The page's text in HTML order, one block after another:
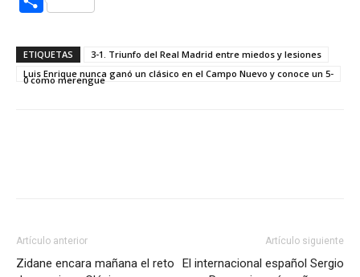
ETIQUETAS
3-1. Triunfo del Real Madrid entre miedos y lesiones
Luis Enrique nunca ganó un clásico en el Campo Nuevo y conoce un 5-
0 como merengue
Artículo anterior
Zidane encara mañana el reto
Artículo siguiente
El internacional español Sergio